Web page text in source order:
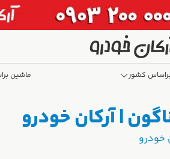
کشور ماشین
| آرکان خودرو
خودرو